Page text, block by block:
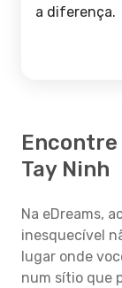
a diferença.
Tay Ninh
Na eDreams,
inesquecível
lugar onde
num sítio que